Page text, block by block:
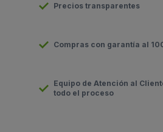
Precios transparentes
Compras con garantía al
Equipo de Atención al
todo el proceso